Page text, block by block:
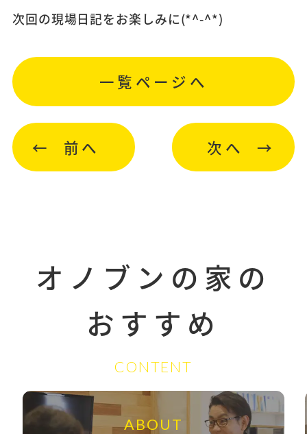
次回の現場日記をお楽しみに(*^-^*)
前へ
一覧ページへ
次へ
オノブンの家の
おすすめ
CONTENT
ABOUT